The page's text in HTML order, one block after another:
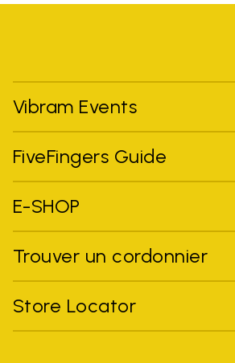
Vibram Events
FiveFingers Guide
E-SHOP
Trouver un cordonnier
Store Locator